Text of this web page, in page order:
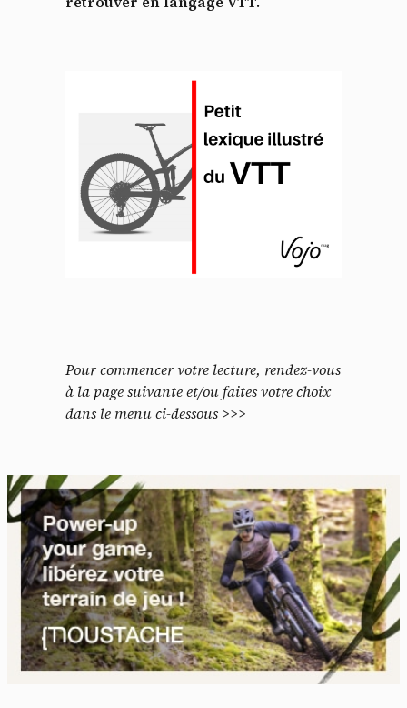
Pour commencer votre lecture, rendez-vous
à la page suivante et/ou faites votre choix
dans le menu ci-dessous >>>